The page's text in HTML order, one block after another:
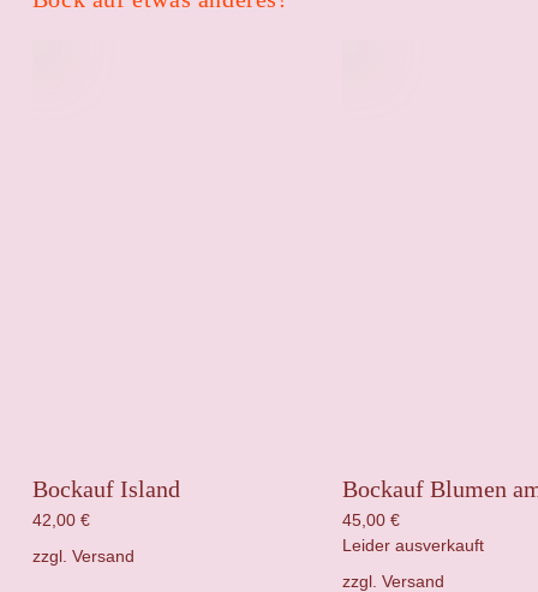
Bockauf Island
42,00 €
zzgl. Versand
Bockauf Blumen
45,00 €
Leider ausverkauft
zzgl. Versand